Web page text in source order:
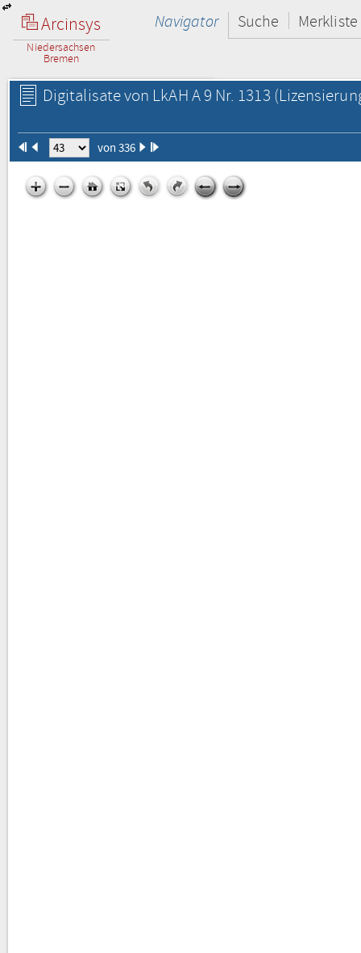
Arcinsys
Niedersachsen
Bremen
Navigator Suche Merkliste
Digitalisate von LkAH A 9 Nr. 1313
von 336